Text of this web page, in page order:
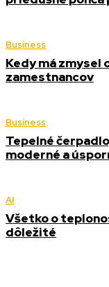
Business
Kedy má
zamestnancov
Business
Tepelné
moderné a
AI
Všetko o
dôležité